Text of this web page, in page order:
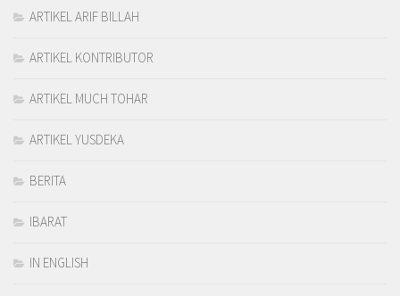
ARTIKEL ARIF BILLAH
ARTIKEL KONTRIBUTOR
ARTIKEL MUCH TOHAR
ARTIKEL YUSDEKA
BERITA
IBARAT
IN ENGLISH